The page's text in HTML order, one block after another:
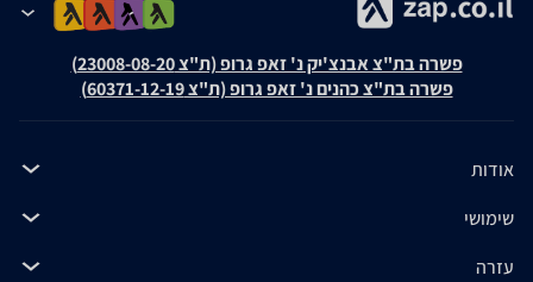
פשרה בת"צ אבנצ'יק נ' זאפ גרופ (ת"צ 23008-08-20)
פשרה בת"צ כהנים נ' זאפ גרופ (ת"צ 60371-12-19)
אודות
שימושי
עזרה